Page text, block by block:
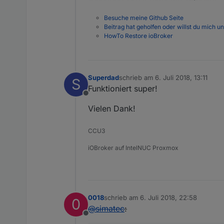
Besuche meine Github Seite
Beitrag hat geholfen oder willst du mich
HowTo Restore ioBroker
S
Offline
Superdadschrieb am 6. Juli 2018, 13:11
zuletzt editiert von
Funktioniert super!
Vielen Dank!
CCU3
iOBroker auf IntelNUC Proxmox
0
Offline
0018schrieb am 6. Juli 2018, 22:58
zuletzt editiert von
@simatec: